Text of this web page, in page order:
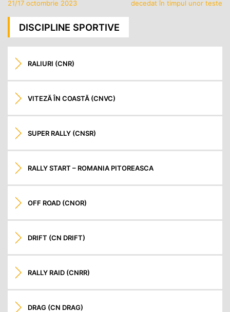
articole
21/17 octombrie 2023
decedat în timpul unor teste
DISCIPLINE SPORTIVE
RALIURI (CNR)
VITEZĂ ÎN COASTĂ (CNVC)
SUPER RALLY (CNSR)
RALLY START – ROMANIA PITOREASCA
OFF ROAD (CNOR)
DRIFT (CN DRIFT)
RALLY RAID (CNRR)
DRAG (CN DRAG)